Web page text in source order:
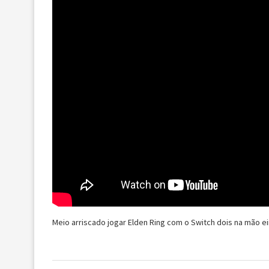
Meio arriscado jogar Elden Ring com o Switch dois na mão